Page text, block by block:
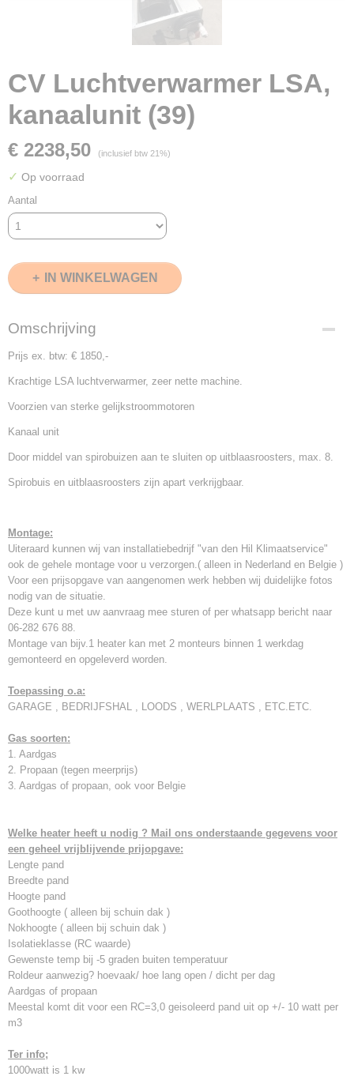
CV Luchtverwarmer LSA,
kanaalunit (39)
€ 2238,50 (inclusief btw 21%)
✓ Op voorraad
Aantal
IN WINKELWAGEN
Omschrijving
Prijs ex. btw: € 1850,-
Krachtige LSA luchtverwarmer, zeer nette machine.
Voorzien van sterke gelijkstroommotoren
Kanaal unit
Door middel van spirobuizen aan te sluiten op uitblaasroosters, max. 8.
Spirobuis en uitblaasroosters zijn apart verkrijgbaar.
Montage:
Uiteraard kunnen wij van installatiebedrijf "van den Hil Klimaatservice"
ook de gehele montage voor u verzorgen.( alleen in Nederland en Belgie )
Voor een prijsopgave van aangenomen werk hebben wij duidelijke fotos
nodig van de situatie.
Deze kunt u met uw aanvraag mee sturen of per whatsapp bericht naar
06-282 676 88.
Montage van bijv.1 heater kan met 2 monteurs binnen 1 werkdag
gemonteerd en opgeleverd worden.
Toepassing o.a:
GARAGE , BEDRIJFSHAL , LOODS , WERLPLAATS , ETC.ETC.
Gas soorten:
1. Aardgas
2. Propaan (tegen meerprijs)
3. Aardgas of propaan, ook voor Belgie
Welke heater heeft u nodig ? Mail ons onderstaande gegevens voor
een geheel vrijblijvende prijopgave:
Lengte pand
Breedte pand
Hoogte pand
Goothoogte ( alleen bij schuin dak )
Nokhoogte ( alleen bij schuin dak )
Isolatieklasse (RC waarde)
Gewenste temp bij -5 graden buiten temperatuur
Roldeur aanwezig? hoevaak/ hoe lang open / dicht per dag
Aardgas of propaan
Meestal komt dit voor een RC=3,0 geisoleerd pand uit op +/- 10 watt per
m3
Ter info;
1000watt is 1 kw